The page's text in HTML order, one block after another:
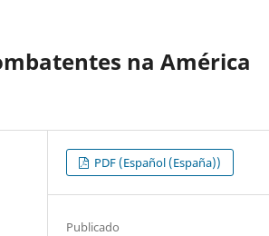
na América
PDF (Español (España))
Publicado